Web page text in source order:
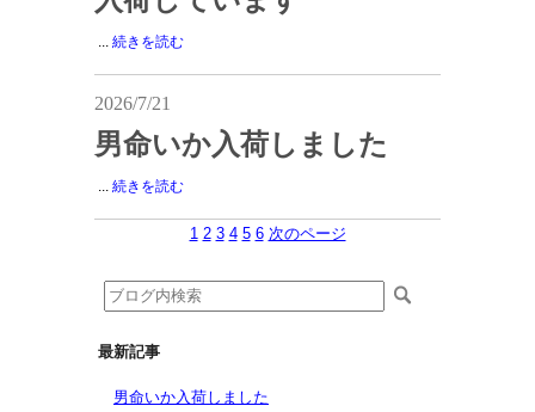
続きを読む
2026/7/21
男命いか入荷しました
続きを読む
1 2 3 4 5 6 次のページ
最新記事
男命いか入荷しました